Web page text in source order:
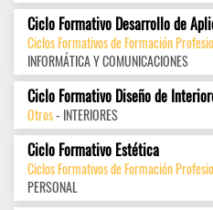
Ciclo Formativo Desarrollo de
Ciclos Formativos de Formación
INFORMÁTICA Y COMUNICACIONES
Ciclo Formativo Diseño de
Otros- INTERIORES
Ciclo Formativo Estética
Ciclos Formativos de Formación
PERSONAL